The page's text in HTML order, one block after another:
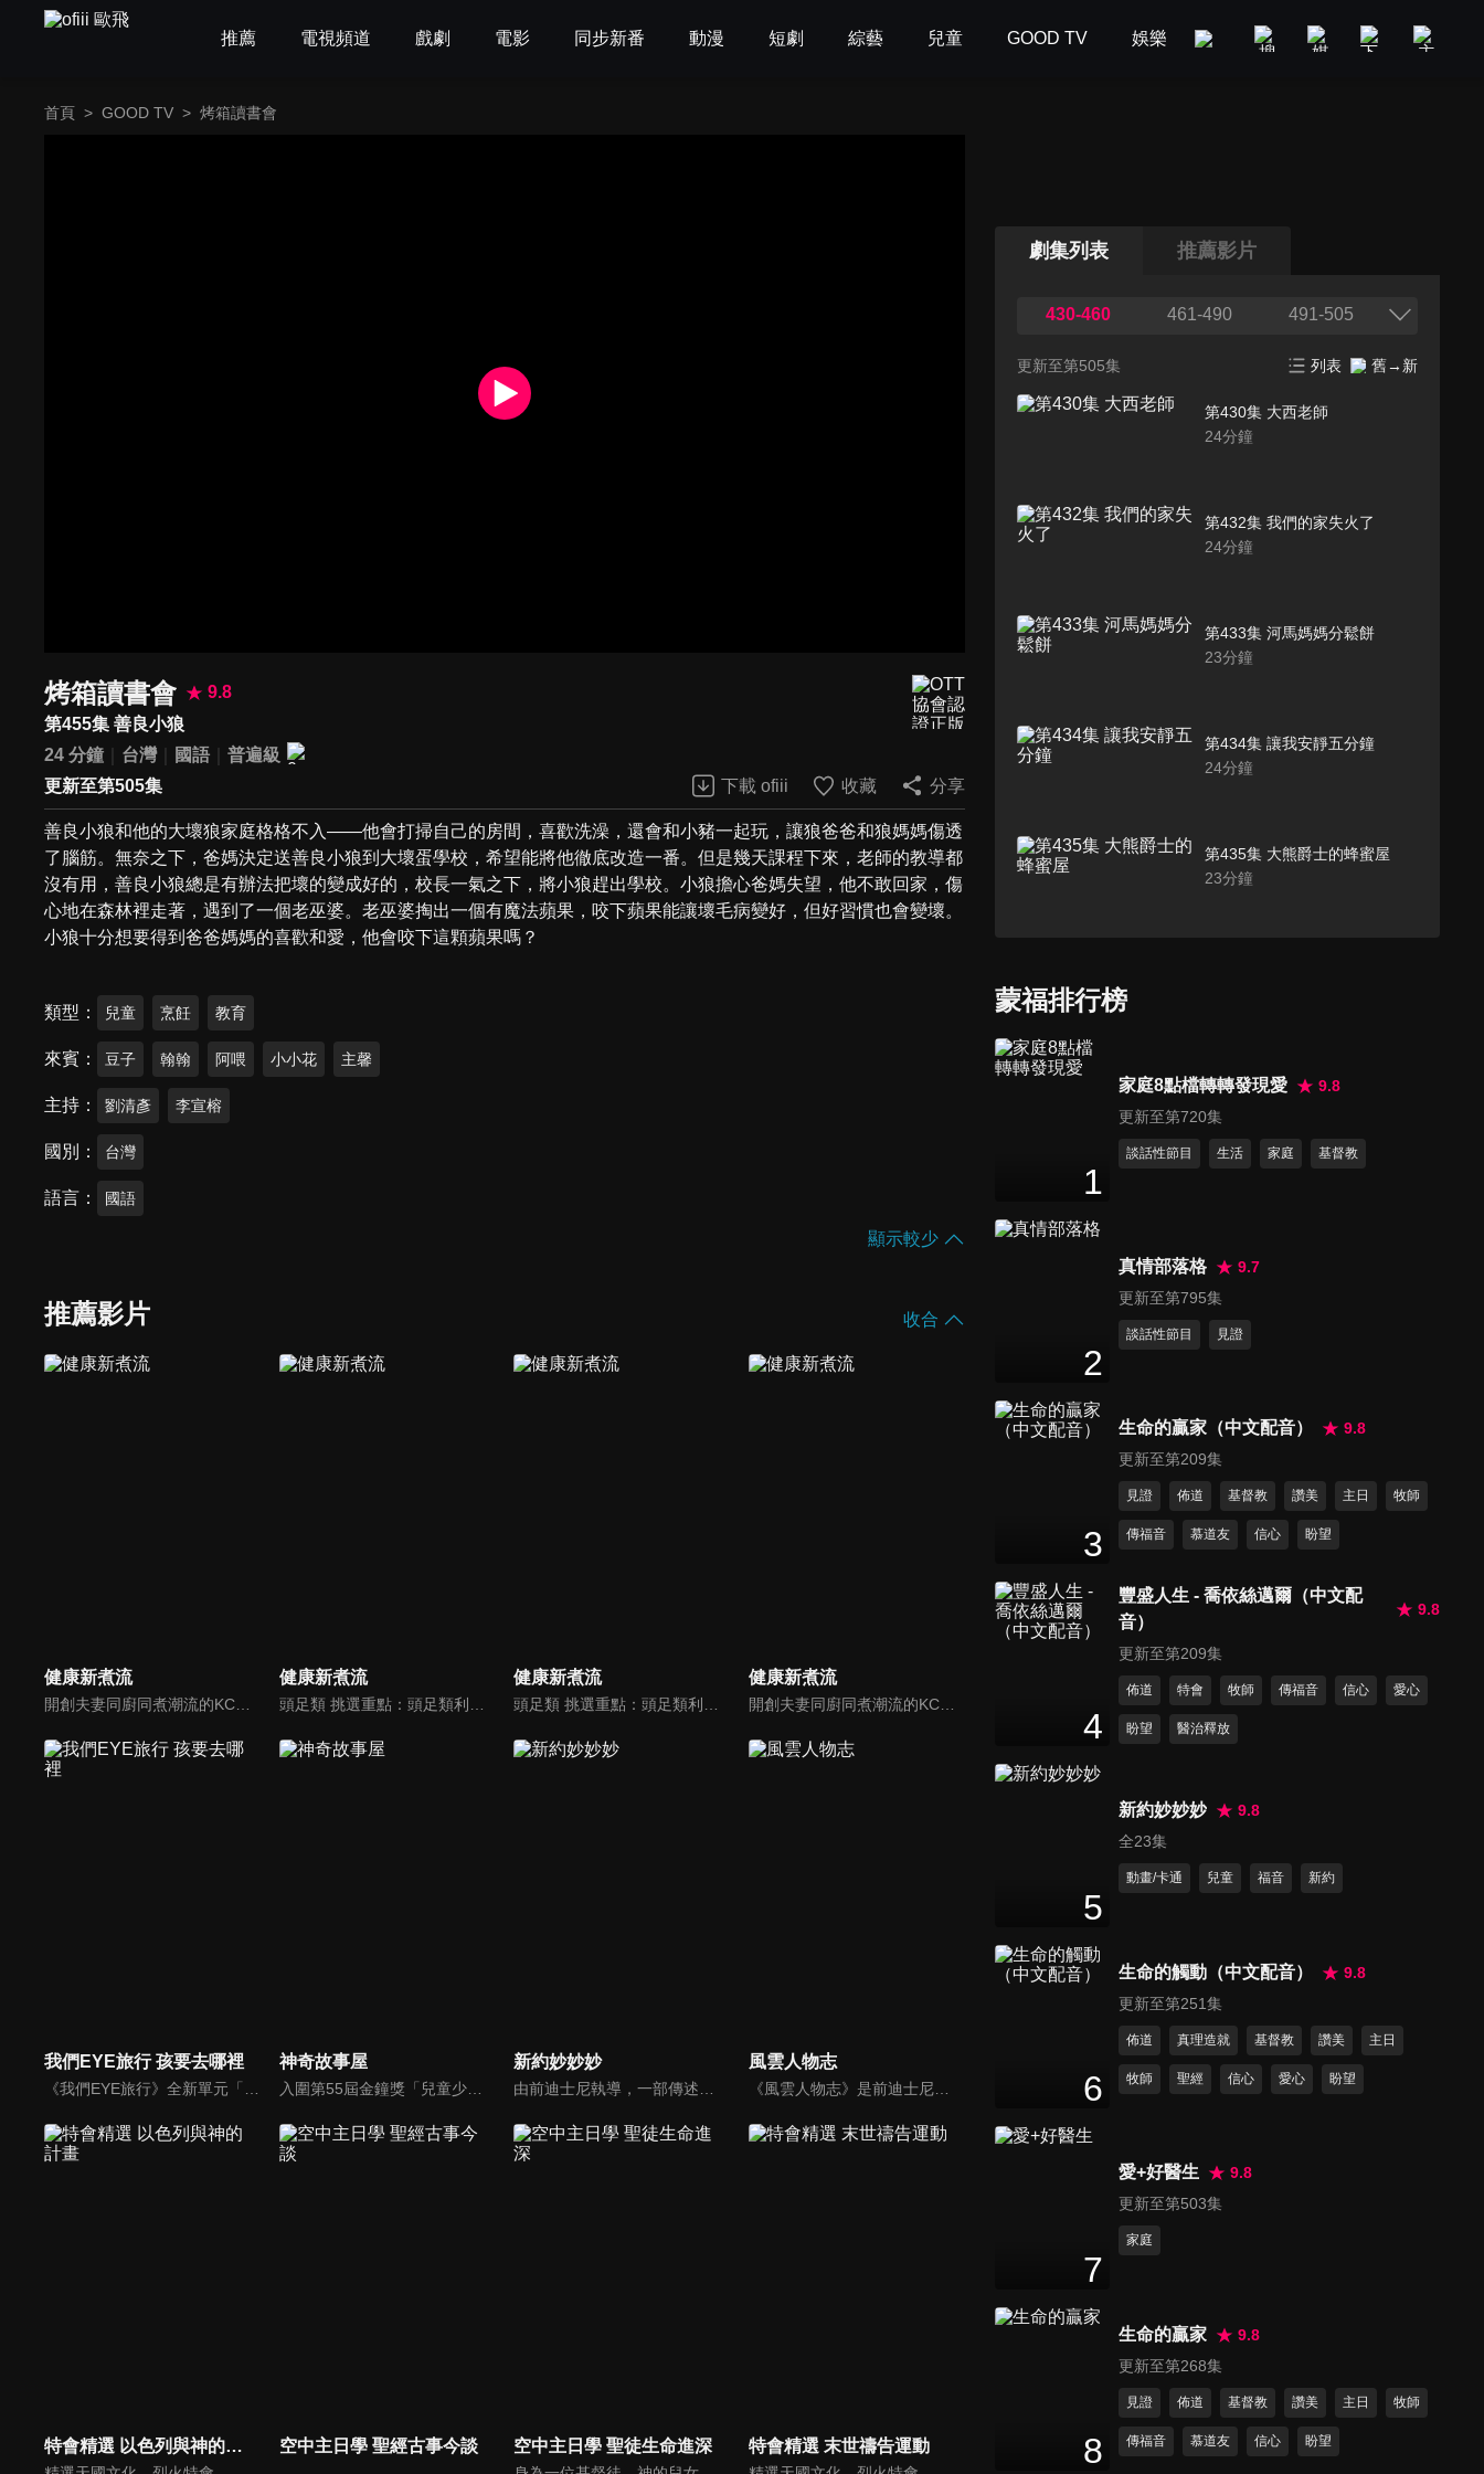
推薦 電視頻道 戲劇 電影 同步新番 動漫 短劇 綜藝 兒童 GOOD TV 娛樂 美食旅遊 新聞政論
首頁 > GOOD TV > 烤箱讀書會
烤箱讀書會
9.8
第455集 善良小狼
24 分鐘
台灣 國語
普遍級
更新至第505集
下載 ofiii 收藏 分享
善良小狼和他的大壞狼家庭格格不入——他會打掃自己的房間，喜歡洗澡，還會和小豬一起玩，讓狼爸爸和狼媽媽傷透
了腦筋。無奈之下，爸媽決定送善良小狼到大壞蛋學校，希望能將他徹底改造一番。但是幾天課程下來，老師的教導都
沒有用，善良小狼總是有辦法把壞的變成好的，校長一氣之下，將小狼趕出學校。小狼擔心爸媽失望，他不敢回家，傷
心地在森林裡走著，遇到了一個老巫婆。老巫婆掏出一個有魔法蘋果，咬下蘋果能讓壞毛病變好，但好習慣也會變壞。
小狼十分想要得到爸爸媽媽的喜歡和愛，他會咬下這顆蘋果嗎？
類型 兒童 烹飪 教育
來賓 豆子 翰翰 阿喂 小小花 主馨
主持 劉清彥 李宣榕
國別 台灣
語言 國語
顯示較少
推薦影片 收合
健康新煮流 健康新煮流 健康新煮流 健康新煮流
開創夫妻同廚同煮潮流的KC夫婦，繼《健康醫食代》後，走出攝影棚，帶大家全台走透透，發掘上帝賞賜的美味食材，內容融合新加坡南洋風和客家純樸味，加上台灣獨特的閩南風情，互相激盪交織出的火花，打造出獨一無二的美食節目。
我們EYE旅行 孩要去哪裡 神奇故事屋
入圍第55屆金鐘獎「兒童少年節目獎」，神奇故事屋將書內場景帶到戶外，帶領孩子認識台灣人文歷史、農作特產及在地文化。
新約妙妙妙 風雲人物志
《風雲人物志》是前迪士尼導演執導的名人故事系列，讓孩子從世界名人身上學會堅持夢想、永不放棄。透過每一集完整介紹，不但可以幫助小朋友看見這些名人在各領域如何奉獻一生、造福人群，還能激勵他們效法美好的品德，進一步啟發他們對傳記文學的閱讀興趣。
特會精選 以色列與神的計畫 空中主日學 聖經古事今談 空中主日學 聖徒生命進深 特會精選 末世禱告運動
劇集列表 推薦影片
430-460 461-490 491-505
更新至第505集 列表 舊→新
第430集 大西老師
24分鐘
第432集 我們的家失火了
24分鐘
第433集 河馬媽媽分鬆餅
23分鐘
第434集 讓我安靜五分鐘
24分鐘
第435集 大熊爵士的蜂蜜屋
23分鐘
第437集 大熊爵士開新店
24 分鐘
第439集 世界上最美的聲音
24分鐘
23分鐘
23
第443集 好想好想吃起司棒
24分鐘
24分鐘
第446集 丹尼爾的美好一天
第447集 諾頓與愛借東西的大
熊
第449集 我都用姐姐的舊東西
蒙福排行榜
1
家庭8點檔轉轉發現愛
9.8
更新至第720集
談話性節目 生活 家庭 基督教
2
真情部落格
9.7
更新至第795集
談話性節目 見證
3
生命的贏家（中文配音）
9.8
更新至第209集
見證 佈道 基督教 讚美 主日 牧師
傳福音 慕道友 信心 盼望
4
豐盛人生 - 喬依絲邁爾（中文配
音）
9.8
更新至第209集
佈道 特會 牧師 傳福音 信心 愛心
盼望 醫治釋放
5
新約妙妙妙
9.8
全23集
動畫/卡通 兒童 福音 新約
6
生命的觸動（中文配音）
9.8
更新至第251集
佈道 真理造就 基督教 讚美 主日
牧師 聖經 信心 愛心 盼望
7
愛+好醫生
9.8
更新至第503集
家庭
8
生命的贏家
9.8
更新至第268集
見證 佈道 基督教 讚美 主日 牧師
傳福音 慕道友 信心 盼望